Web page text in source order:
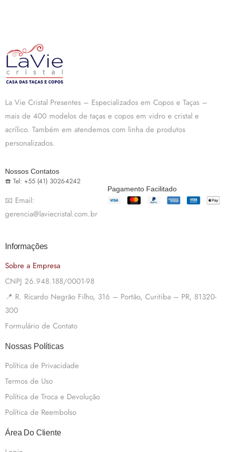
La Vie Cristal Presentes – Especializados em Copos e Taças –
mais de 400 modelos de taças e copos em vidro e cristal e
acrílico. Também em atendemos com linha de produtos
personalizados.
Nossos Contatos
☎️ Tel: +55 (41) 3026-4242
📧 Email:
gerencia@laviecristal.com.br
Pagamento Facilitado
Informações
Sobre a Empresa
CNPJ 26.948.188/0001-98
📍 R. Ricardo Negrão Filho, 316 – Portão, Curitiba – PR, 81320-
300
Formulário de Contato
Nossas Políticas
Política de Privacidade
Termos de Uso
Política de Troca e Devolução
Política de Reembolso
Área Do Cliente